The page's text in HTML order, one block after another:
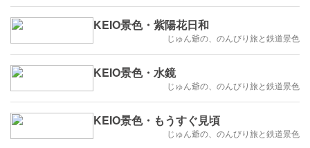
KEIO景色・紫陽花日和
じゅん爺の、のんびり旅と鉄道景色
KEIO景色・水鏡
じゅん爺の、のんびり旅と鉄道景色
KEIO景色・もうすぐ見頃
じゅん爺の、のんびり旅と鉄道景色